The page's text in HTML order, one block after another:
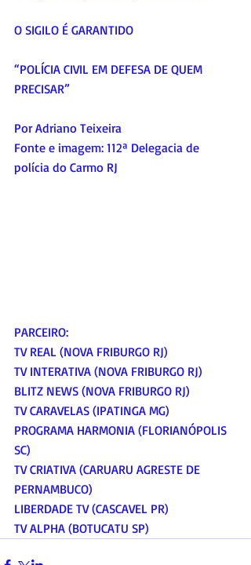
O SIGILO É GARANTIDO
“POLÍCIA CIVIL EM DEFESA DE QUEM
PRECISAR”
Por Adriano Teixeira
Fonte e imagem: 112ª Delegacia de
polícia do Carmo RJ
PARCEIRO:
TV REAL (NOVA FRIBURGO RJ)
TV INTERATIVA (NOVA FRIBURGO RJ)
BLITZ NEWS (NOVA FRIBURGO RJ)
TV CARAVELAS (IPATINGA MG)
PROGRAMA HARMONIA (FLORIANÓPOLIS
SC)
TV CRIATIVA (CARUARU AGRESTE DE
PERNAMBUCO)
LIBERDADE TV (CASCAVEL PR)
TV ALPHA (BOTUCATU SP)